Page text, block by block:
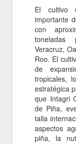
El cultivo
importante
con
toneladas
Veracruz,
Roo. El
de
tropicales,
estratégica
que Intagri
de Piña,
talla
aspectos
piña, la